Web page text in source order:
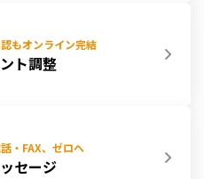
もオンライン完結
ト調整
・FAX、ゼロへ
セージ